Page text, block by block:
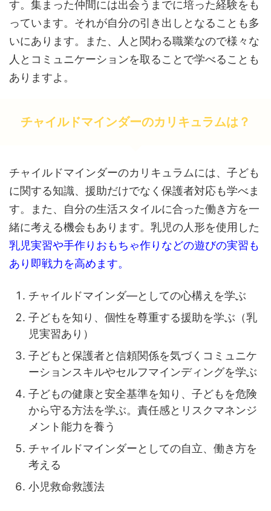
す。集まった仲間には出会うまでに培った経験をも
っています。それが自分の引き出しとなることも多
いにあります。また、人と関わる職業なので様々な
人とコミュニケーションを取ることで学べることも
ありますよ。
チャイルドマインダーのカリキュラムは？
チャイルドマインダーのカリキュラムには、子ども
に関する知識、援助だけでなく保護者対応も学べま
す。また、自分の生活スタイルに合った働き方を一
緒に考える機会もあります。乳児の人形を使用した
乳児実習や手作りおもちゃ作りなどの遊びの実習も
あり即戦力を高めます。
チャイルドマインダ―としての心構えを学ぶ
子どもを知り、個性を尊重する援助を学ぶ（乳
児実習あり）
子どもと保護者と信頼関係を気づくコミュニケ
ーションスキルやセルフマインディングを学ぶ
子どもの健康と安全基準を知り、子どもを危険
から守る方法を学ぶ。責任感とリスクマネンジ
メント能力を養う
チャイルドマインダーとしての自立、働き方を
考える
小児救命救護法